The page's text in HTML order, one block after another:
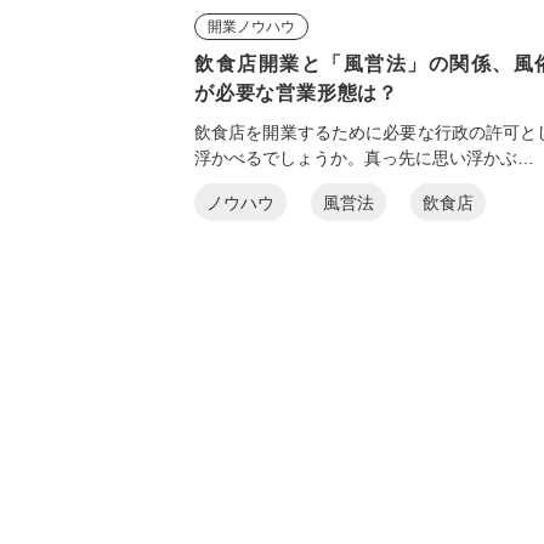
開業ノウハウ
飲食店開業と「風営法」の関係、風
が必要な営業形態は？
飲食店を開業するために必要な行政の許可と
浮かべるでしょうか。真っ先に思い浮かぶ…
ノウハウ 風営法 飲食店